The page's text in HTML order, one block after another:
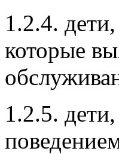
1.2.4.
которые
1.2.5.